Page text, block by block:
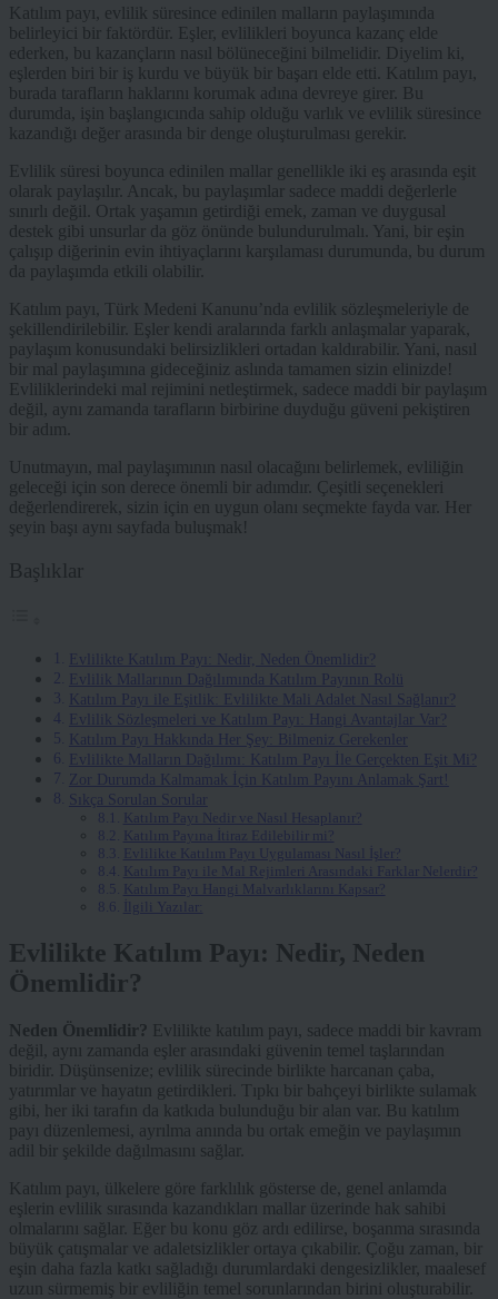
Katılım payı, evlilik süresince edinilen malların paylaşımında
belirleyici bir faktördür. Eşler, evlilikleri boyunca kazanç elde
ederken, bu kazançların nasıl bölüneceğini bilmelidir. Diyelim ki,
eşlerden biri bir iş kurdu ve büyük bir başarı elde etti. Katılım payı,
burada tarafların haklarını korumak adına devreye girer. Bu
durumda, işin başlangıcında sahip olduğu varlık ve evlilik süresince
kazandığı değer arasında bir denge oluşturulması gerekir.
Evlilik süresi boyunca edinilen mallar genellikle iki eş arasında eşit
olarak paylaşılır. Ancak, bu paylaşımlar sadece maddi değerlerle
sınırlı değil. Ortak yaşamın getirdiği emek, zaman ve duygusal
destek gibi unsurlar da göz önünde bulundurulmalı. Yani, bir eşin
çalışıp diğerinin evin ihtiyaçlarını karşılaması durumunda, bu durum
da paylaşımda etkili olabilir.
Katılım payı, Türk Medeni Kanunu’nda evlilik sözleşmeleriyle de
şekillendirilebilir. Eşler kendi aralarında farklı anlaşmalar yaparak,
paylaşım konusundaki belirsizlikleri ortadan kaldırabilir. Yani, nasıl
bir mal paylaşımına gideceğiniz aslında tamamen sizin elinizde!
Evliliklerindeki mal rejimini netleştirmek, sadece maddi bir paylaşım
değil, aynı zamanda tarafların birbirine duyduğu güveni pekiştiren
bir adım.
Unutmayın, mal paylaşımının nasıl olacağını belirlemek, evliliğin
geleceği için son derece önemli bir adımdır. Çeşitli seçenekleri
değerlendirerek, sizin için en uygun olanı seçmekte fayda var. Her
şeyin başı aynı sayfada buluşmak!
Başlıklar
Evlilikte Katılım Payı: Nedir, Neden Önemlidir?
Evlilik Mallarının Dağılımında Katılım Payının Rolü
Katılım Payı ile Eşitlik: Evlilikte Mali Adalet Nasıl Sağlanır?
Evlilik Sözleşmeleri ve Katılım Payı: Hangi Avantajlar Var?
Katılım Payı Hakkında Her Şey: Bilmeniz Gerekenler
Evlilikte Malların Dağılımı: Katılım Payı İle Gerçekten Eşit Mi?
Zor Durumda Kalmamak İçin Katılım Payını Anlamak Şart!
Sıkça Sorulan Sorular
Katılım Payı Nedir ve Nasıl Hesaplanır?
Katılım Payına İtiraz Edilebilir mi?
Evlilikte Katılım Payı Uygulaması Nasıl İşler?
Katılım Payı ile Mal Rejimleri Arasındaki Farklar Nelerdir?
Katılım Payı Hangi Malvarlıklarını Kapsar?
İlgili Yazılar:
Evlilikte Katılım Payı: Nedir, Neden
Önemlidir?
Neden Önemlidir? Evlilikte katılım payı, sadece maddi bir kavram
değil, aynı zamanda eşler arasındaki güvenin temel taşlarından
biridir. Düşünsenize; evlilik sürecinde birlikte harcanan çaba,
yatırımlar ve hayatın getirdikleri. Tıpkı bir bahçeyi birlikte sulamak
gibi, her iki tarafın da katkıda bulunduğu bir alan var. Bu katılım
payı düzenlemesi, ayrılma anında bu ortak emeğin ve paylaşımın
adil bir şekilde dağılmasını sağlar.
Katılım payı, ülkelere göre farklılık gösterse de, genel anlamda
eşlerin evlilik sırasında kazandıkları mallar üzerinde hak sahibi
olmalarını sağlar. Eğer bu konu göz ardı edilirse, boşanma sırasında
büyük çatışmalar ve adaletsizlikler ortaya çıkabilir. Çoğu zaman, bir
eşin daha fazla katkı sağladığı durumlardaki dengesizlikler, maalesef
uzun sürmemiş bir evliliğin temel sorunlarından birini oluşturabilir.